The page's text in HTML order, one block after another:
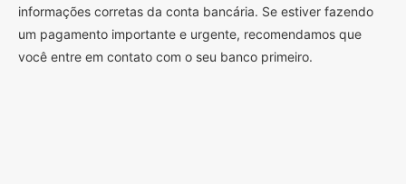
informações corretas da conta bancária. Se estiver fazendo
um pagamento importante e urgente, recomendamos que
você entre em contato com o seu banco primeiro.